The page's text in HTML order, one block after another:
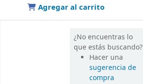
Agregar al carrito
¿No encuentras lo
que estás buscando?
Hacer una
sugerencia de
compra